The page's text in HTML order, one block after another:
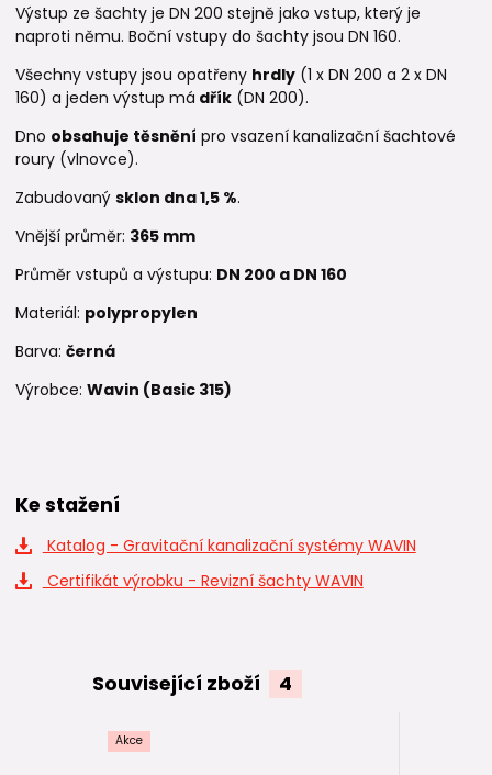
Výstup ze šachty je DN 200 stejně jako vstup, který je
naproti němu. Boční vstupy do šachty jsou DN 160.
Všechny vstupy jsou opatřeny hrdly (1 x DN 200 a 2 x DN
160) a jeden výstup má dřík (DN 200).
Dno obsahuje těsnění pro vsazení kanalizační šachtové
roury (vlnovce).
Zabudovaný sklon dna 1,5 %.
Vnější průměr: 365 mm
Průměr vstupů a výstupu: DN 200 a DN 160
Materiál: polypropylen
Barva: černá
Výrobce: Wavin (Basic 315)
Ke stažení
Katalog - Gravitační kanalizační systémy WAVIN
Certifikát výrobku - Revizní šachty WAVIN
Související zboží 4
Akce